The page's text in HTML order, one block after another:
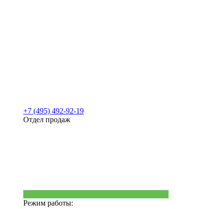
+7 (495) 492-92-19
Отдел продаж
Режим работы: